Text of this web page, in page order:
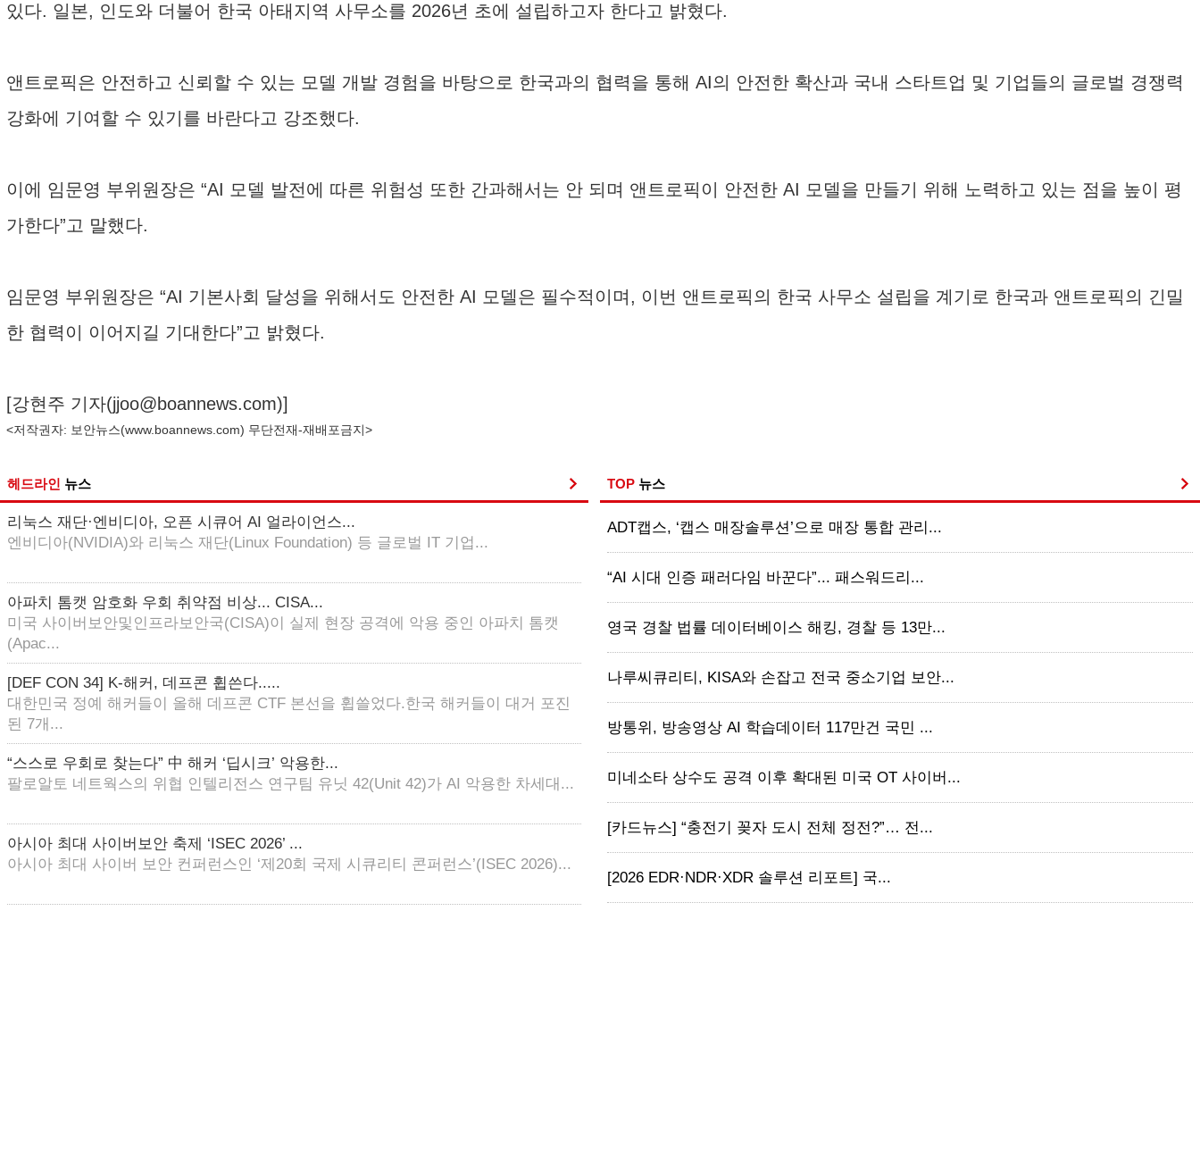
있다. 일본, 인도와 더불어 한국 아태지역 사무소를 2026년 초에 설립하고자 한다고 밝혔다.
앤트로픽은 안전하고 신뢰할 수 있는 모델 개발 경험을 바탕으로 한국과의 협력을 통해 AI의 안전한 확산과 국내 스타트업 및 기업들의 글로벌 경쟁력
강화에 기여할 수 있기를 바란다고 강조했다.
이에 임문영 부위원장은 “AI 모델 발전에 따른 위험성 또한 간과해서는 안 되며 앤트로픽이 안전한 AI 모델을 만들기 위해 노력하고 있는 점을 높이 평
가한다”고 말했다.
임문영 부위원장은 “AI 기본사회 달성을 위해서도 안전한 AI 모델은 필수적이며, 이번 앤트로픽의 한국 사무소 설립을 계기로 한국과 앤트로픽의 긴밀
한 협력이 이어지길 기대한다”고 밝혔다.
[강현주 기자(jjoo@boannews.com)]
<저작권자: 보안뉴스(www.boannews.com) 무단전재-재배포금지>
헤드라인 뉴스
리눅스 재단·엔비디아, 오픈 시큐어 AI 얼라이언스...
엔비디아(NVIDIA)와 리눅스 재단(Linux Foundation) 등 글로벌 IT 기업...
아파치 톰캣 암호화 우회 취약점 비상... CISA...
미국 사이버보안및인프라보안국(CISA)이 실제 현장 공격에 악용 중인 아파치 톰캣
(Apac...
[DEF CON 34] K-해커, 데프콘 휩쓴다.....
대한민국 정예 해커들이 올해 데프콘 CTF 본선을 휩쓸었다.한국 해커들이 대거 포진
된 7개...
“스스로 우회로 찾는다” 中 해커 ‘딥시크’ 악용한...
팔로알토 네트웍스의 위협 인텔리전스 연구팀 유닛 42(Unit 42)가 AI 악용한 차세대...
아시아 최대 사이버보안 축제 ‘ISEC 2026’ ...
아시아 최대 사이버 보안 컨퍼런스인 ‘제20회 국제 시큐리티 콘퍼런스’(ISEC 2026)...
TOP 뉴스
ADT캡스, ‘캡스 매장솔루션’으로 매장 통합 관리...
“AI 시대 인증 패러다임 바꾼다”... 패스워드리...
영국 경찰 법률 데이터베이스 해킹, 경찰 등 13만...
나루씨큐리티, KISA와 손잡고 전국 중소기업 보안...
방통위, 방송영상 AI 학습데이터 117만건 국민 ...
미네소타 상수도 공격 이후 확대된 미국 OT 사이버...
[카드뉴스] “충전기 꽂자 도시 전체 정전?”… 전...
[2026 EDR·NDR·XDR 솔루션 리포트] 국...